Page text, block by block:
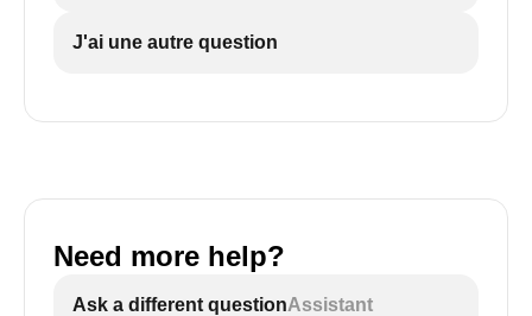
J'ai une autre question
Need more help?
Ask a different questionAssistant